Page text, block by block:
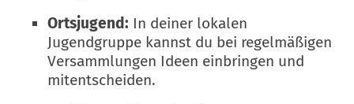
Ortsjugend: In deiner lokalen
Jugendgruppe kannst du bei regelmäßigen
Versammlungen Ideen einbringen und
mitentscheiden.